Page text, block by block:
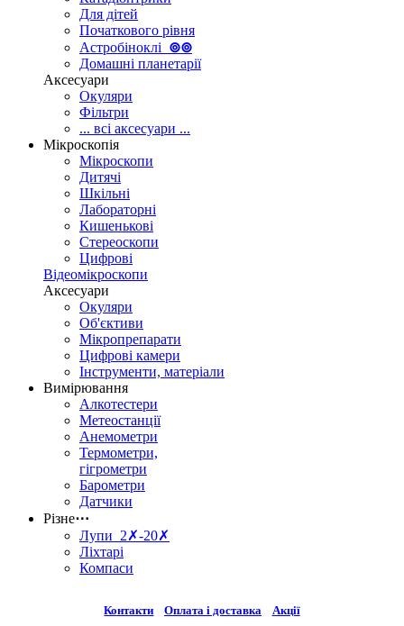
Для дітей
Початкового рівня
Астробіноклі ⊚⊚
Домашні планетарії
Аксесуари
Окуляри
Фільтри
... всі аксесуари ...
Мікроскопія
Мікроскопи
Дитячі
Шкільні
Лабораторні
Кишенькові
Стереоскопи
Цифрові
Відеомікроскопи
Аксесуари
Окуляри
Об'єктиви
Мікропрепарати
Цифрові камери
Інструменти, матеріали
Вимірювання
Алкотестери
Метеостанції
Анемометри
Термометри,
гігрометри
Барометри
Датчики
Різне⋯
Лупи 2✗-20✗
Ліхтарі
Компаси
Контакти Оплата і доставка Акції